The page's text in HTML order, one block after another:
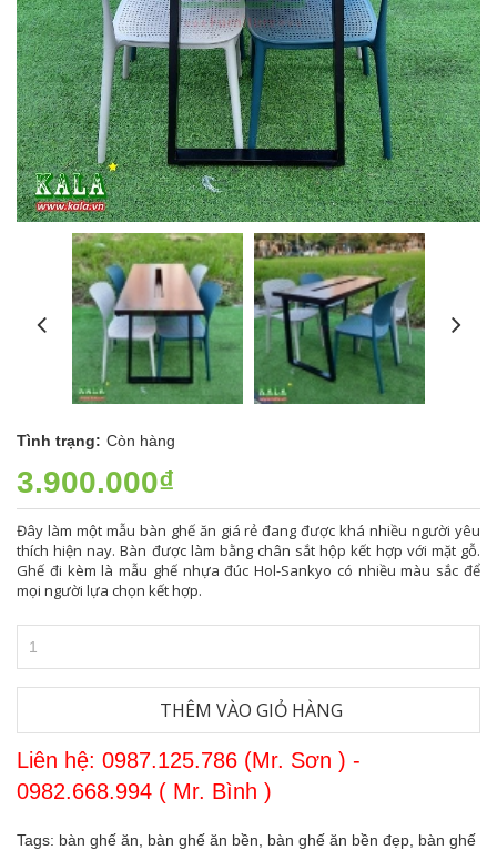
Tình trạng: Còn hàng
3.900.000₫
Đây làm một mẫu bàn ghế ăn giá rẻ đang được khá nhiều người yêu
thích hiện nay. Bàn được làm bằng chân sắt hộp kết hợp với mặt gỗ.
Ghế đi kèm là mẫu ghế nhựa đúc Hol-Sankyo có nhiều màu sắc để
mọi người lựa chọn kết hợp.
THÊM VÀO GIỎ HÀNG
Liên hệ: 0987.125.786 (Mr. Sơn ) -
0982.668.994 ( Mr. Bình )
Tags: bàn ghế ăn, bàn ghế ăn bền, bàn ghế ăn bền đẹp, bàn ghế